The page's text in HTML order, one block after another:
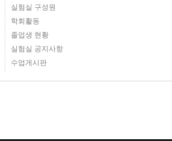
실험실 구성원
학회활동
졸업생 현황
실험실 공지사항
수업게시판